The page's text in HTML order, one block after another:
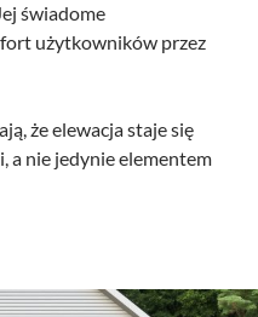
świadome
użytkowników przez
że elewacja staje się
a nie jedynie elementem